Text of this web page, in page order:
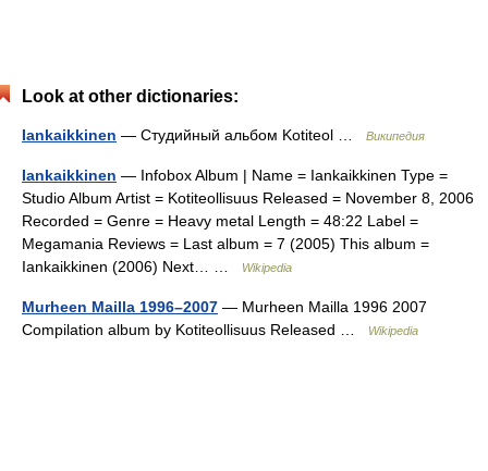
Look at other dictionaries:
Iankaikkinen — Студийный альбом Kotiteol … Википедия
Iankaikkinen — Infobox Album | Name = Iankaikkinen Type =
Studio Album Artist = Kotiteollisuus Released = November 8, 2006
Recorded = Genre = Heavy metal Length = 48:22 Label =
Megamania Reviews = Last album = 7 (2005) This album =
Iankaikkinen (2006) Next… …
Wikipedia
Murheen Mailla 1996–2007 — Murheen Mailla 1996 2007
Compilation album by Kotiteollisuus Released …
Wikipedia